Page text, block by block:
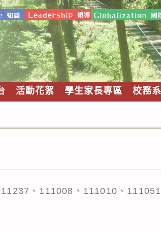
活動花絮 學生家長專區 校務
、111008、111010、111051